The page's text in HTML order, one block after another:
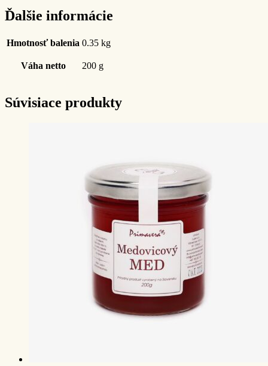
Ďalšie informácie
Hmotnosť balenia 0.35 kg
Váha netto 200 g
Súvisiace produkty